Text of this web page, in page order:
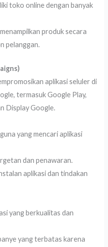
toko online dengan banyak
produk secara
pelanggan.
aplikasi seluler di
termasuk Google Play,
Display Google.
yang mencari aplikasi
dan penawaran.
aplikasi dan tindakan
yang berkualitas dan
yang terbatas karena